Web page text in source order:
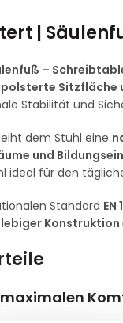
|
–
Sitzfläche
Stabilität und
dem Stuhl eine
und
für den
Standard EN